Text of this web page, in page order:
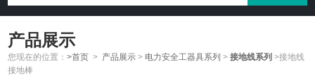
产品展示
您现在的位置：>首页 > 产品展示 > 电力安全工器具系列 >接地线系列 >接地线
接地棒